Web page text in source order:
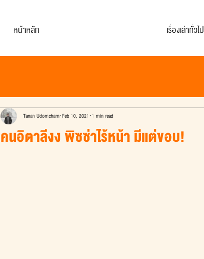
หน้าหลัก เรื่องเล่าทั่วไป
คนอิตาลีงง พิซซ่าไร้หน้า มีแต่ขอบ!
Tanan Udomcharn Feb 10, 2021 1 min read